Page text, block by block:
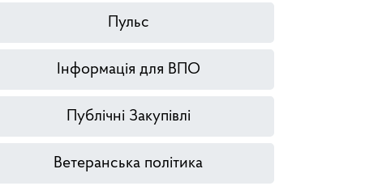
Пульс
Інформація для ВПО
Публічні Закупівлі
Ветеранська політика